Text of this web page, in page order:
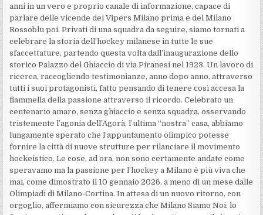
anni in un vero e proprio canale di informazione, capace di
parlare delle vicende dei Vipers Milano prima e del Milano
Rossoblu poi. Privati di una squadra da seguire, siamo tornati a
celebrare la storia dell’hockey milanese in tutte le sue
sfaccettature, partendo questa volta dall’inaugurazione dello
storico Palazzo del Ghiaccio di via Piranesi nel 1923. Un lavoro di
ricerca, raccogliendo testimonianze, anno dopo anno, attraverso
tutti i suoi protagonisti, fatto pensando di tenere così accesa la
fiammella della passione attraverso il ricordo. Celebrato un
centenario amaro, senza ghiaccio e senza squadra, osservando
tristemente l’agonia dell’Agorà, l’ultima “nostra” casa, abbiamo
lungamente sperato che l’appuntamento olimpico potesse
fornire la città di nuove strutture per rilanciare il movimento
hockeistico. Le cose, ad ora, non sono certamente andate come
speravamo ma la passione per l’hockey a Milano è più viva che
mai, come dimostrato il 10 gennaio 2026, a meno di un mese dalle
Olimpiadi di Milano-Cortina. In attesa di un nuovo ritorno, con
orgoglio, affermiamo con sicurezza che Milano Siamo Noi: lo